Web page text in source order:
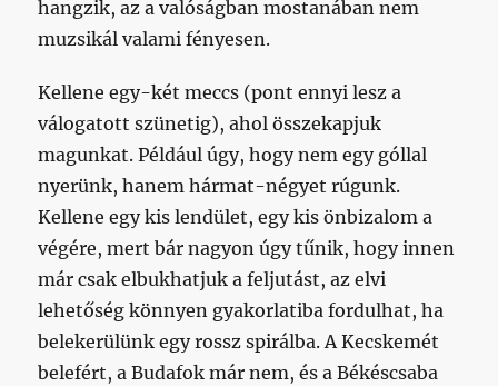
hangzik, az a valóságban mostanában nem
muzsikál valami fényesen.
Kellene egy-két meccs (pont ennyi lesz a
válogatott szünetig), ahol összekapjuk
magunkat. Például úgy, hogy nem egy góllal
nyerünk, hanem hármat-négyet rúgunk.
Kellene egy kis lendület, egy kis önbizalom a
végére, mert bár nagyon úgy tűnik, hogy innen
már csak elbukhatjuk a feljutást, az elvi
lehetőség könnyen gyakorlatiba fordulhat, ha
belekerülünk egy rossz spirálba. A Kecskemét
belefért, a Budafok már nem, és a Békéscsaba